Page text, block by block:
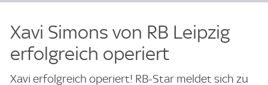
Xavi Simons von RB Leipzig
erfolgreich operiert
Xavi erfolgreich operiert! RB-Star meldet sich zu